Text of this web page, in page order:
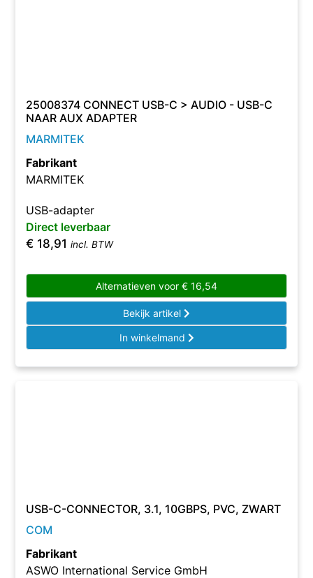
25008374 CONNECT USB-C > AUDIO - USB-C
NAAR AUX ADAPTER
MARMITEK
Fabrikant
MARMITEK
USB-adapter
Direct leverbaar
€ 18,91 incl. BTW
Alternatieven voor € 16,54
Bekijk artikel
In winkelmand
USB-C-CONNECTOR, 3.1, 10GBPS, PVC, ZWART
COM
Fabrikant
ASWO International Service GmbH